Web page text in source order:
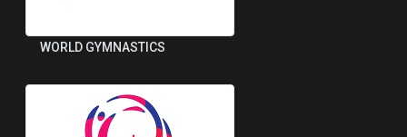
WORLD GYMNASTICS